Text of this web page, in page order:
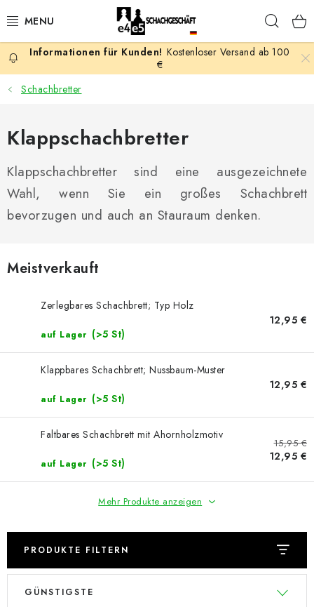
Inhalt
AKTION
SCHACHSPIELE
SCHACHFIGUREN
SCHACHBRETTER
SCHACH ONLINE
SCHACH-MERCH
KONTAKT
Über uns
Schachblog
Kostenloser Versand ab 100
€
Schachbretter
Klappschachbretter
Klappschachbretter sind eine ausgezeichnete
Wahl, wenn Sie ein großes Schachbrett
bevorzugen und auch an Stauraum denken.
Meistverkauft
Zerlegbares Schachbrett; Typ Holz
auf Lager (>5 St)
12,95 €
Klappbares Schachbrett; Nussbaum-Muster
auf Lager (>5 St)
12,95 €
Faltbares Schachbrett mit Ahornholzmotiv
auf Lager (>5 St)
15,95 €
12,95 €
Mehr Produkte anzeigen
PRODUKTE FILTERN
L
P
GÜNSTIGSTE